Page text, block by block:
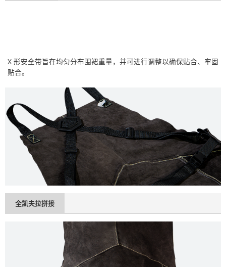
X 形安全带旨在均匀分布围裙重量，并可进行调整以确保贴合、牢固
贴合。
全凯夫拉拼接